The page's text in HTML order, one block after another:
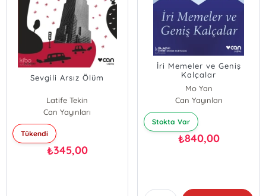
Sevgili Arsız Ölüm
Latife Tekin
Can Yayınları
Tükendi
₺345,00
İri Memeler ve Geniş
Kalçalar
Mo Yan
Can Yayınları
Stokta Var
₺840,00